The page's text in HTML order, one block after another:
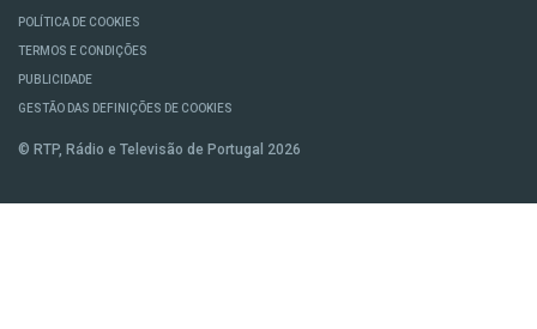
POLÍTICA DE COOKIES
TERMOS E CONDIÇÕES
PUBLICIDADE
GESTÃO DAS DEFINIÇÕES DE COOKIES
© RTP, Rádio e Televisão de Portugal 2026